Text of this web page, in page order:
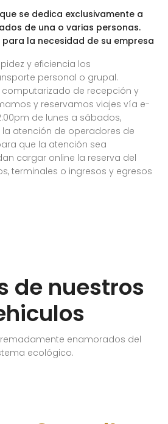
se dedica exclusivamente a
de una o varias personas.
la necesidad de su empresa
y eficiencia los
personal o grupal.
de recepción y
y reservamos viajes vía e-
de lunes a sábados,
atención de operadores de
que la atención sea
cargar online la reserva del
terminales o ingresos y egresos
de nuestros
enamorados del
ecológico.